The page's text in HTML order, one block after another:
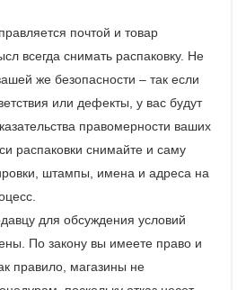
почтой и товар
всегда снимать распаковку. Не
же безопасности – так если
или дефекты, у вас будут
правомерности ваших
распаковки снимайте и саму
штампы, имена и адреса на
для обсуждения условий
По закону вы имеете право и
правило, магазины не